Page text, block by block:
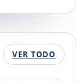
VER TODO